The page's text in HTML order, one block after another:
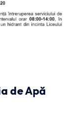
de Apă